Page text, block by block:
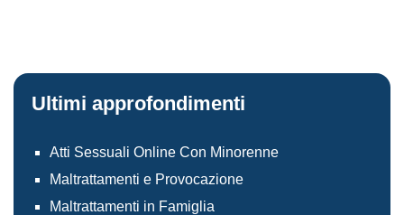
Ultimi approfondimenti
Atti Sessuali Online Con Minorenne
Maltrattamenti e Provocazione
Maltrattamenti in Famiglia